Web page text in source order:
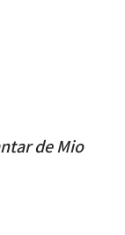
de Mio